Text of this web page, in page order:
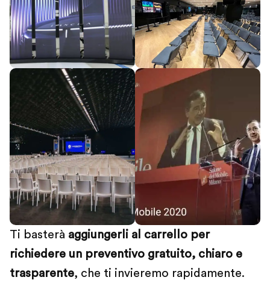
Ti basterà aggiungerli al carrello per
richiedere un preventivo gratuito, chiaro e
trasparente, che ti invieremo rapidamente.